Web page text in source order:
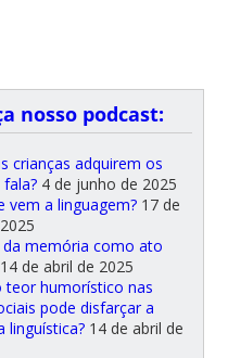
nosso podcast:
crianças adquirem os
4 de junho de 2025
vem a linguagem? 17 de
da memória como ato
14 de abril de 2025
teor humorístico nas
pode disfarçar a
linguística? 14 de abril de